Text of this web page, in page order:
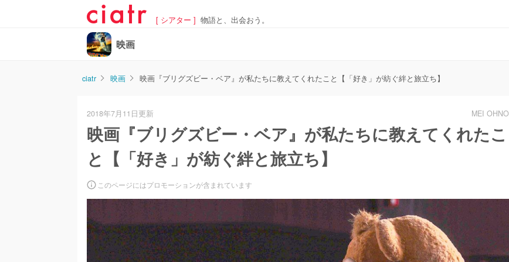
[ シアター ] 物語と、出会おう。
映画
ciatr 映画 映画『ブリグズビー・ベア』が私たちに教えてくれたこと【「好き」が紡ぐ絆と旅立ち】
2018年7月11日更新 MEI OHNO
映画『ブリグズビー・ベア』が私たちに教えてくれたこ
と【「好き」が紡ぐ絆と旅立ち】
このページにはプロモーションが含まれています